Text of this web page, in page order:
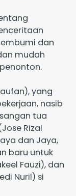
dan
mudah
yang
nasib
tua
Rizal
dan Jaya,
baru untuk
Fauzi), dan
Nuril) si